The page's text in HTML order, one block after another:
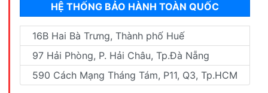
HỆ THỐNG BẢO HÀNH TOÀN QUỐC
16B Hai Bà Trưng, Thành phố Huế
97 Hải Phòng, P. Hải Châu, Tp.Đà Nẵng
590 Cách Mạng Tháng Tám, P11, Q3, Tp.HCM